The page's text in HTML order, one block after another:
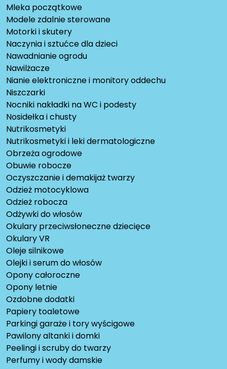
Mleka początkowe
Modele zdalnie sterowane
Motorki i skutery
Naczynia i sztućce dla dzieci
Nawadnianie ogrodu
Nawilżacze
Nianie elektroniczne i monitory oddechu
Niszczarki
Nocniki nakładki na WC i podesty
Nosidełka i chusty
Nutrikosmetyki
Nutrikosmetyki i leki dermatologiczne
Obrzeża ogrodowe
Obuwie robocze
Oczyszczanie i demakijaż twarzy
Odzież motocyklowa
Odzież robocza
Odżywki do włosów
Okulary przeciwsłoneczne dziecięce
Okulary VR
Oleje silnikowe
Olejki i serum do włosów
Opony całoroczne
Opony letnie
Ozdobne dodatki
Papiery toaletowe
Parkingi garaże i tory wyścigowe
Pawilony altanki i domki
Peelingi i scruby do twarzy
Perfumy i wody damskie